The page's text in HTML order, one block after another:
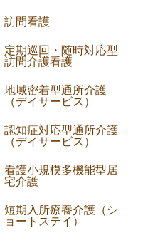
訪問看護
定期巡回・随時対応型
訪問介護看護
地域密着型通所介護
（デイサービス）
認知症対応型通所介護
（デイサービス）
看護小規模多機能型居
宅介護
短期入所療養介護（シ
ョートステイ）